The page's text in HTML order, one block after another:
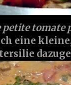
tomate
eine